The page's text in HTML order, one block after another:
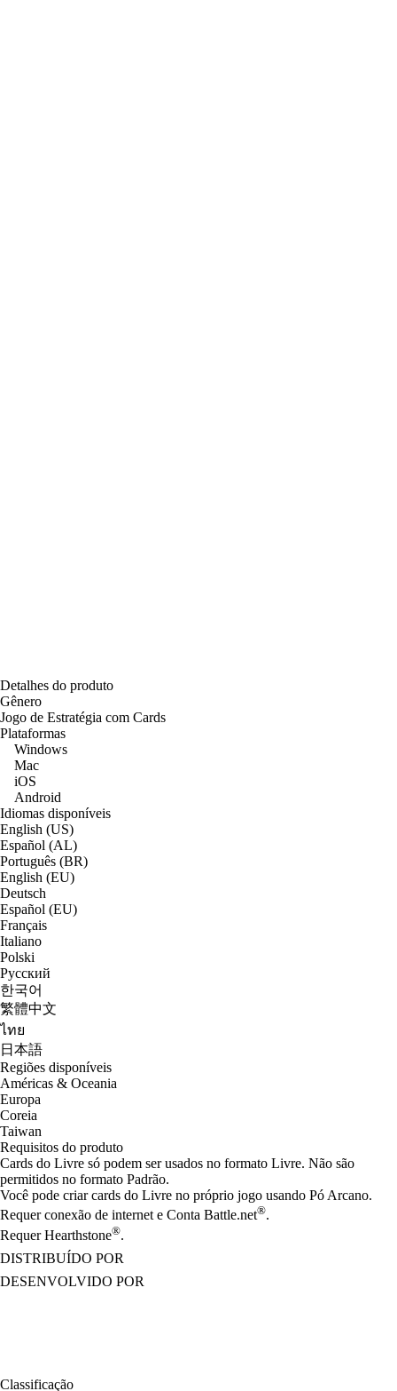
Detalhes do produto
Gênero
Jogo de Estratégia com Cards
Plataformas
Windows
Mac
iOS
Android
Idiomas disponíveis
English (US)
Español (AL)
Português (BR)
English (EU)
Deutsch
Español (EU)
Français
Italiano
Polski
Русский
한국어
繁體中文
ไทย
日本語
Regiões disponíveis
Américas & Oceania
Europa
Coreia
Taiwan
Requisitos do produto
Cards do Livre só podem ser usados no formato Livre. Não são
permitidos no formato Padrão.
Você pode criar cards do Livre no próprio jogo usando Pó Arcano.
Requer conexão de internet e Conta Battle.net®.
Requer Hearthstone®.
DISTRIBUÍDO POR
DESENVOLVIDO POR
Classificação